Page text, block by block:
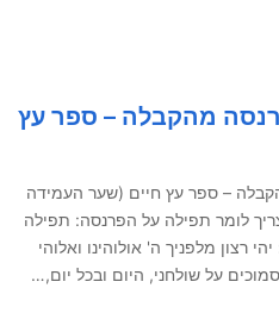
מהקבלה – ספר עץ
– ספר עץ חיים (שער העמידה
לומר תפילה על הפרנסה: תפילה
רצון מלפניך ה' אולוהינו ואלוהי
על שולחני, היום ובכל יום,…